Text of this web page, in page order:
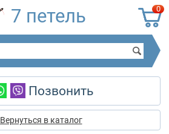
0
7 петель
Позвонить
Вернуться в каталог